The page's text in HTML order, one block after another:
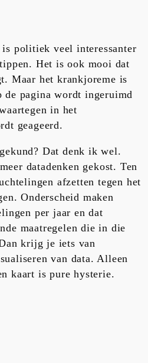
politiek veel interessanter
Het is ook mooi dat
Maar het krankjoreme is
de pagina wordt ingeruimd
in het
geageerd.
Dat denk ik wel.
datadenken gekost. Ten
afzetten tegen het
Onderscheid maken
per jaar en dat
maatregelen die in die
krijg je iets van
van data. Alleen
kaart is pure hysterie.